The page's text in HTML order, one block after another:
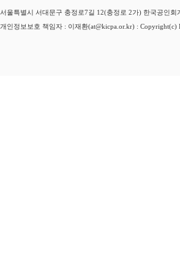
서울특별시 서대문구 충정로7길 12(충정로 2가) 한국공인
개인정보보호 책임자 : 이재환(at@kicpa.or.kr) : Copyright(c)